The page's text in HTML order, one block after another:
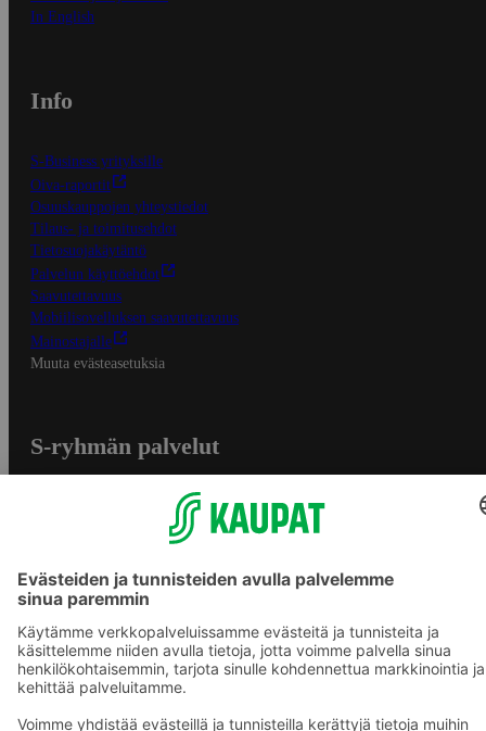
In English
Info
S-Business yrityksille
Oiva-raportit
Osuuskauppojen yhteystiedot
Tilaus- ja toimitusehdot
Tietosuojakäytäntö
Palvelun käyttöehdot
Saavutettavuus
Mobiilisovelluksen saavutettavuus
Mainostajalle
Muuta evästeasetuksia
S-ryhmän palvelut
S-ostoslista -sovellus
Prisma.fi
Sokos.fi
S-Pankki
Yhteishyvä
Sokos Hotels
Raflaamo